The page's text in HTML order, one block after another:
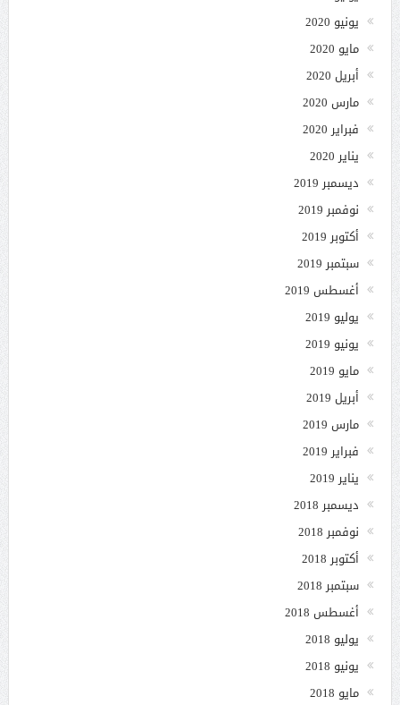
يونيو 2020
مايو 2020
أبريل 2020
مارس 2020
فبراير 2020
يناير 2020
ديسمبر 2019
نوفمبر 2019
أكتوبر 2019
سبتمبر 2019
أغسطس 2019
يوليو 2019
يونيو 2019
مايو 2019
أبريل 2019
مارس 2019
فبراير 2019
يناير 2019
ديسمبر 2018
نوفمبر 2018
أكتوبر 2018
سبتمبر 2018
أغسطس 2018
يوليو 2018
يونيو 2018
مايو 2018